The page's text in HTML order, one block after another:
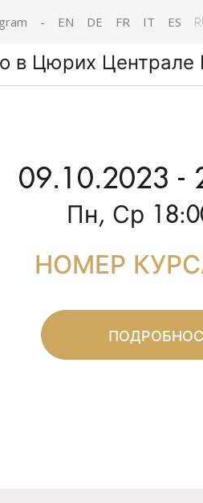
- EN DE FR IT ES
в Цюрих Централе
09.10.2023 -
Пн, Ср
НОМЕР